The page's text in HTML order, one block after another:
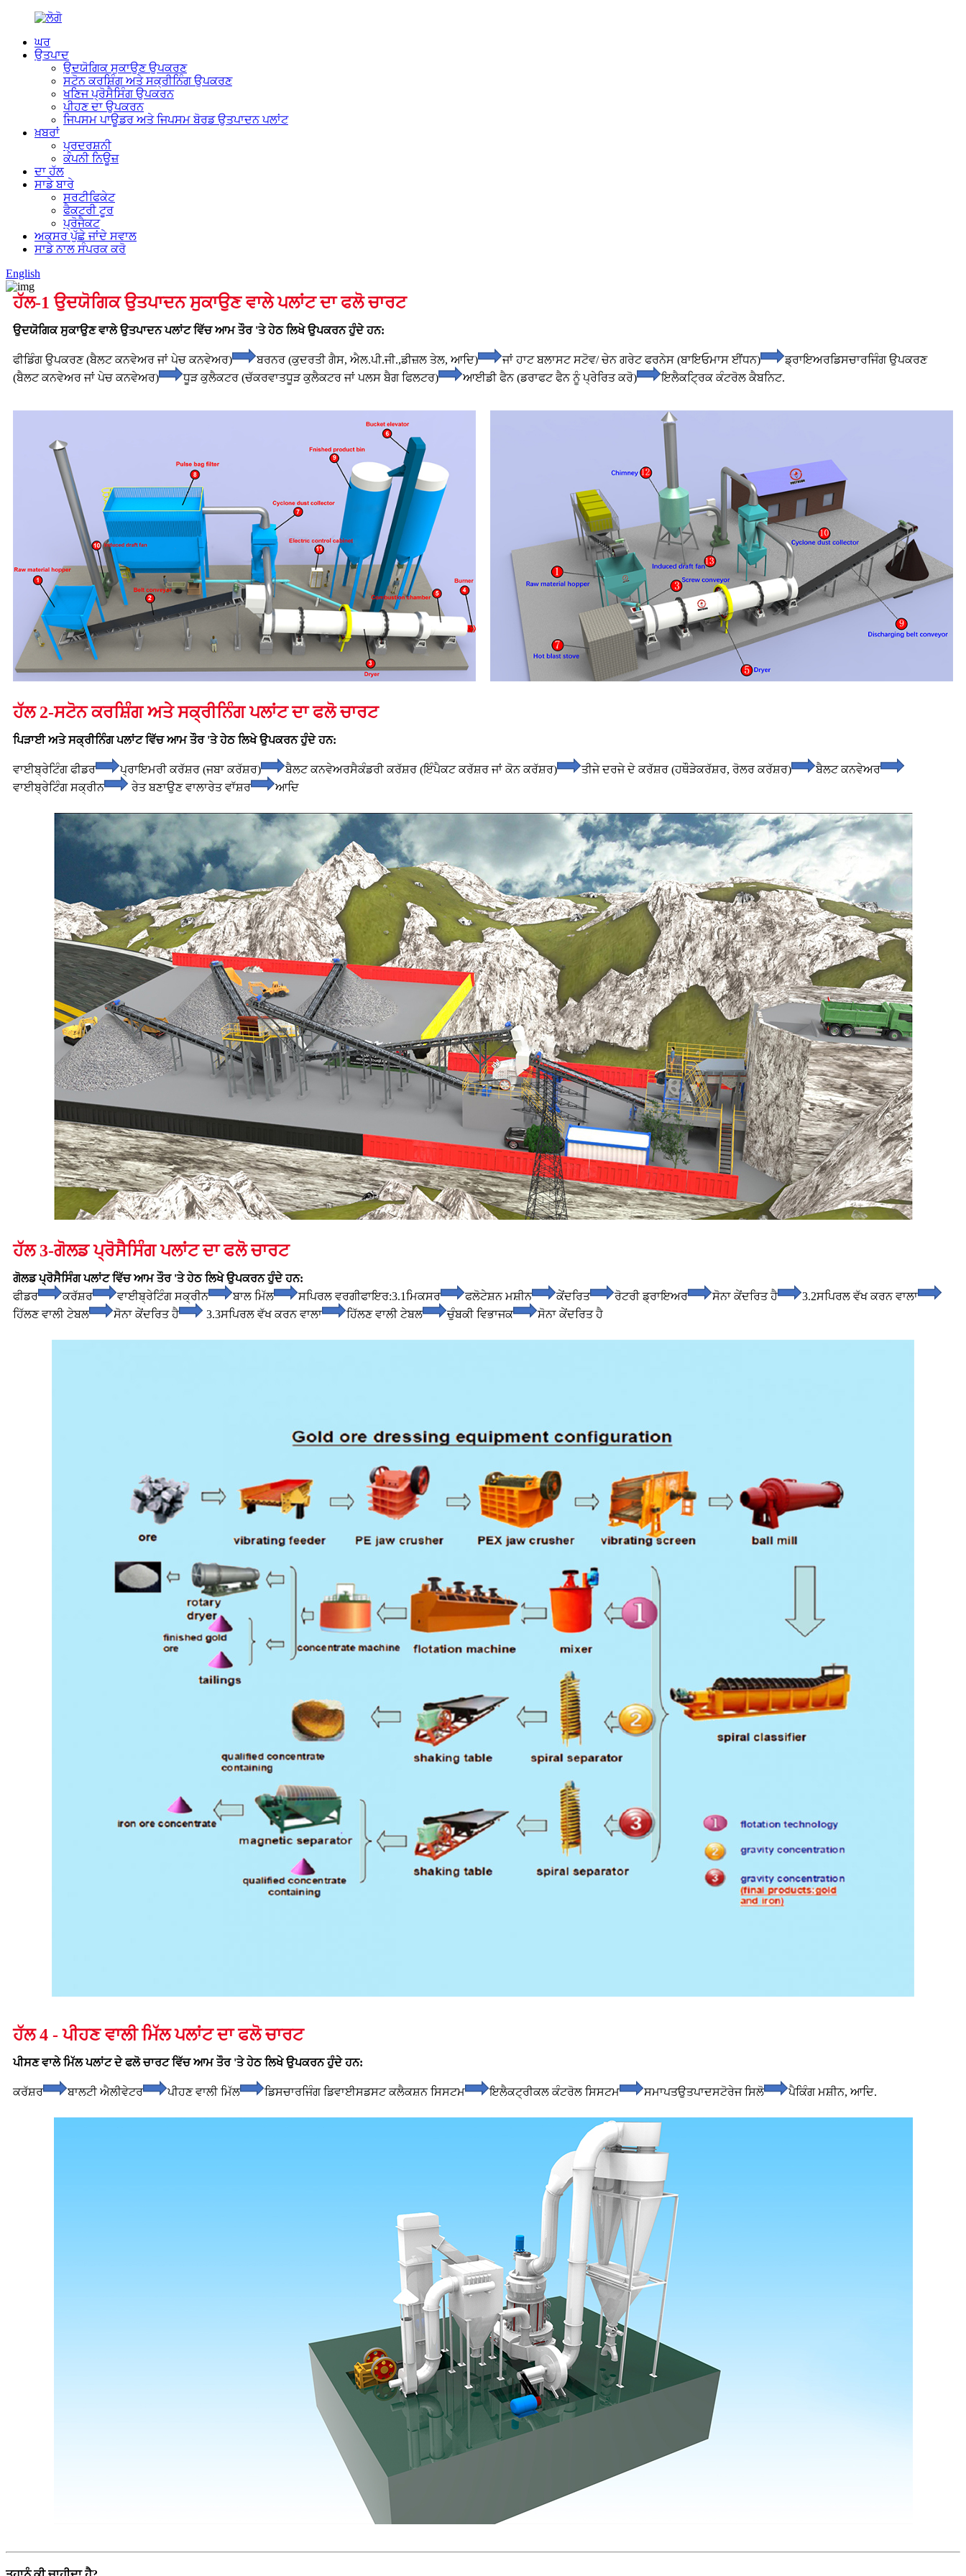
ਘਰ
ਉਤਪਾਦ
ਉਦਯੋਗਿਕ ਸੁਕਾਉਣ ਉਪਕਰਣ
ਸਟੋਨ ਕਰਸ਼ਿੰਗ ਅਤੇ ਸਕ੍ਰੀਨਿੰਗ ਉਪਕਰਣ
ਖਣਿਜ ਪ੍ਰੋਸੈਸਿੰਗ ਉਪਕਰਨ
ਪੀਹਣ ਦਾ ਉਪਕਰਨ
ਜਿਪਸਮ ਪਾਊਡਰ ਅਤੇ ਜਿਪਸਮ ਬੋਰਡ ਉਤਪਾਦਨ ਪਲਾਂਟ
ਖ਼ਬਰਾਂ
ਪ੍ਰਦਰਸ਼ਨੀ
ਕੰਪਨੀ ਨਿਊਜ਼
ਦਾ ਹੱਲ
ਸਾਡੇ ਬਾਰੇ
ਸਰਟੀਫਿਕੇਟ
ਫੈਕਟਰੀ ਟੂਰ
ਪ੍ਰੋਜੈਕਟ
ਅਕਸਰ ਪੁੱਛੇ ਜਾਂਦੇ ਸਵਾਲ
ਸਾਡੇ ਨਾਲ ਸੰਪਰਕ ਕਰੋ
English
ਹੱਲ-1 ਉਦਯੋਗਿਕ ਉਤਪਾਦਨ ਸੁਕਾਉਣ ਵਾਲੇ ਪਲਾਂਟ ਦਾ ਫਲੋ ਚਾਰਟ
ਉਦਯੋਗਿਕ ਸੁਕਾਉਣ ਵਾਲੇ ਉਤਪਾਦਨ ਪਲਾਂਟ ਵਿੱਚ ਆਮ ਤੌਰ 'ਤੇ ਹੇਠ ਲਿਖੇ ਉਪਕਰਨ ਹੁੰਦੇ ਹਨ:
ਫੀਡਿੰਗ ਉਪਕਰਣ (ਬੈਲਟ ਕਨਵੇਅਰ ਜਾਂ ਪੇਚ ਕਨਵੇਅਰ) ਬਰਨਰ (ਕੁਦਰਤੀ ਗੈਸ, ਐਲ.ਪੀ.ਜੀ.,ਡੀਜ਼ਲ ਤੇਲ, ਆਦਿ) ਜਾਂ ਹਾਟ ਬਲਾਸਟ ਸਟੋਵ/ ਚੇਨ ਗਰੇਟ ਫਰਨੇਸ (ਬਾਇਓਮਾਸ ਈਂਧਨ) ਡ੍ਰਾਇਅਰਡਿਸਚਾਰਜਿੰਗ ਉਪਕਰਣ
(ਬੈਲਟ ਕਨਵੇਅਰ ਜਾਂ ਪੇਚ ਕਨਵੇਅਰ)
ਧੂੜ ਕੁਲੈਕਟਰ (ਚੱਕਰਵਾਤਧੂੜ ਕੁਲੈਕਟਰ ਜਾਂ ਪਲਸ ਬੈਗ ਫਿਲਟਰ) ਆਈਡੀ ਫੈਨ (ਡਰਾਫਟ ਫੈਨ ਨੂੰ ਪ੍ਰੇਰਿਤ ਕਰੋ) ਇਲੈਕਟ੍ਰਿਕ ਕੰਟਰੋਲ ਕੈਬਨਿਟ.
ਹੱਲ 2-ਸਟੋਨ ਕਰਸ਼ਿੰਗ ਅਤੇ ਸਕ੍ਰੀਨਿੰਗ ਪਲਾਂਟ ਦਾ ਫਲੋ ਚਾਰਟ
ਪਿੜਾਈ ਅਤੇ ਸਕ੍ਰੀਨਿੰਗ ਪਲਾਂਟ ਵਿੱਚ ਆਮ ਤੌਰ 'ਤੇ ਹੇਠ ਲਿਖੇ ਉਪਕਰਨ ਹੁੰਦੇ ਹਨ:
ਵਾਈਬ੍ਰੇਟਿੰਗ ਫੀਡਰ ਪ੍ਰਾਇਮਰੀ ਕਰੱਸ਼ਰ (ਜਬਾ ਕਰੱਸ਼ਰ) ਬੈਲਟ ਕਨਵੇਅਰਸੈਕੰਡਰੀ ਕਰੱਸ਼ਰ (ਇੰਪੈਕਟ ਕਰੱਸ਼ਰ ਜਾਂ ਕੋਨ ਕਰੱਸ਼ਰ) ਤੀਜੇ ਦਰਜੇ ਦੇ ਕਰੱਸ਼ਰ (ਹਥੌੜੇਕਰੱਸ਼ਰ, ਰੋਲਰ ਕਰੱਸ਼ਰ)
ਬੈਲਟ ਕਨਵੇਅਰ
ਵਾਈਬ੍ਰੇਟਿੰਗ ਸਕ੍ਰੀਨ
ਰੇਤ ਬਣਾਉਣ ਵਾਲਾਰੇਤ ਵਾੱਸ਼ਰ ਆਦਿ
ਹੱਲ 3-ਗੋਲਡ ਪ੍ਰੋਸੈਸਿੰਗ ਪਲਾਂਟ ਦਾ ਫਲੋ ਚਾਰਟ
ਗੋਲਡ ਪ੍ਰੋਸੈਸਿੰਗ ਪਲਾਂਟ ਵਿੱਚ ਆਮ ਤੌਰ 'ਤੇ ਹੇਠ ਲਿਖੇ ਉਪਕਰਨ ਹੁੰਦੇ ਹਨ:
ਫੀਡਰ
ਕਰੱਸ਼ਰ ਵਾਈਬ੍ਰੇਟਿੰਗ ਸਕ੍ਰੀਨ ਬਾਲ ਮਿੱਲ ਸਪਿਰਲ ਵਰਗੀਫਾਇਰ:3.1ਮਿਕਸਰ ਫਲੋਟੇਸ਼ਨ ਮਸ਼ੀਨ ਕੇਂਦਰਿਤ ਰੋਟਰੀ ਡ੍ਰਾਇਅਰ ਸੋਨਾ ਕੇਂਦਰਿਤ ਹੈ
3.2ਸਪਿਰਲ ਵੱਖ ਕਰਨ ਵਾਲਾ
ਹਿੱਲਣ ਵਾਲੀ ਟੇਬਲ
ਸੋਨਾ ਕੇਂਦਰਿਤ ਹੈ 3.3ਸਪਿਰਲ ਵੱਖ ਕਰਨ ਵਾਲਾ ਹਿੱਲਣ ਵਾਲੀ ਟੇਬਲ ਚੁੰਬਕੀ ਵਿਭਾਜਕ ਸੋਨਾ ਕੇਂਦਰਿਤ ਹੈ
ਹੱਲ 4 - ਪੀਹਣ ਵਾਲੀ ਮਿੱਲ ਪਲਾਂਟ ਦਾ ਫਲੋ ਚਾਰਟ
ਪੀਸਣ ਵਾਲੇ ਮਿੱਲ ਪਲਾਂਟ ਦੇ ਫਲੋ ਚਾਰਟ ਵਿੱਚ ਆਮ ਤੌਰ 'ਤੇ ਹੇਠ ਲਿਖੇ ਉਪਕਰਨ ਹੁੰਦੇ ਹਨ:
ਕਰੱਸ਼ਰ ਬਾਲਟੀ ਐਲੀਵੇਟਰ ਪੀਹਣ ਵਾਲੀ ਮਿੱਲ ਡਿਸਚਾਰਜਿੰਗ ਡਿਵਾਈਸਡਸਟ ਕਲੈਕਸ਼ਨ ਸਿਸਟਮ ਇਲੈਕਟ੍ਰੀਕਲ ਕੰਟਰੋਲ ਸਿਸਟਮ ਸਮਾਪਤਉਤਪਾਦਸਟੋਰੇਜ ਸਿਲੋ ਪੈਕਿੰਗ ਮਸ਼ੀਨ, ਆਦਿ.